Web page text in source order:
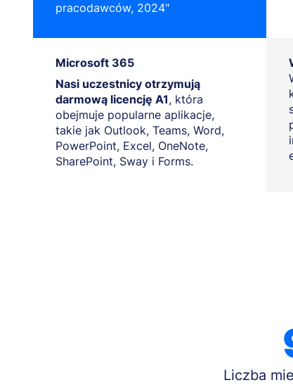
pracodawców, 2024"
Microsoft 365
Nasi uczestnicy otrzymują
darmową licencję A1, która
obejmuje popularne aplikacje,
takie jak Outlook, Teams, Word,
PowerPoint, Excel, OneNote,
SharePoint, Sway i Forms.
Liczba